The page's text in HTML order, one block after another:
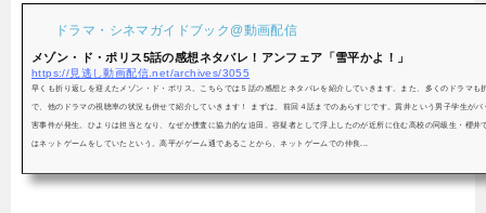
ドラマ・シネマガイドブック@動画配信
メゾン・ド・ポリス5話の感想ネタバレ！アンフェア「雪平かよ！」
https://見逃し動画配信.net/archives/3055
早くも折り返しを迎えたメゾン・ド・ポリス。こちらでは５話の感想とネタバレを紹介していきます。また、多くのドラマも
で、他のドラマの視聴率の状況も併せて紹介していきます！ まずは、前回４話までのあらすじです。貫井という男子学生が
害事件が発生。ひよりは担当となり、なぜか捜査に協力的な迫田。容疑者として浮上したのが近所に住む高校の同級生・櫻井
はネットゲームをしていたという。高平がゲーム通であることから、ネットゲームでの仲良...